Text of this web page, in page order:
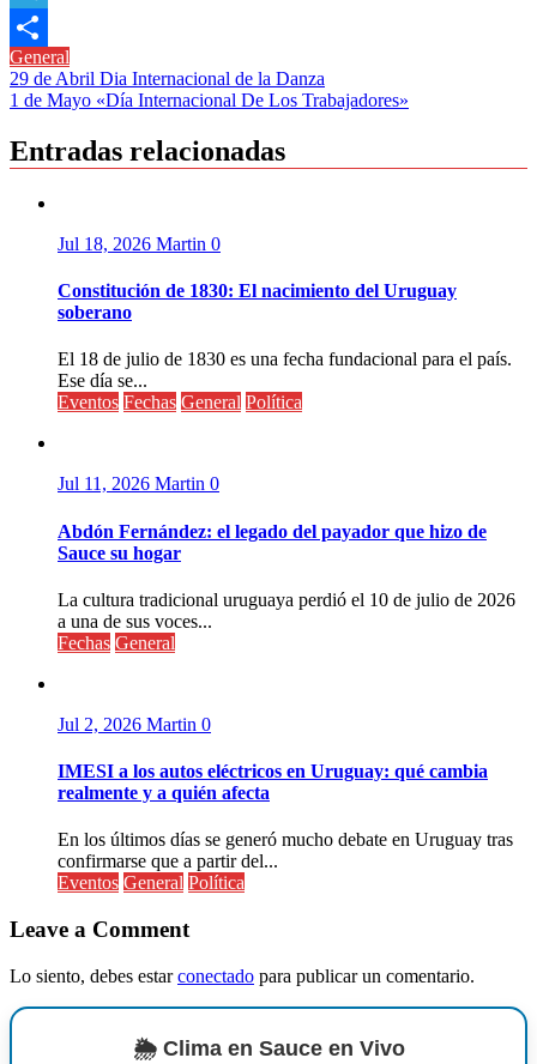
Link
Telegram
Compartir
General
Navegación
de
entradas
29 de Abril Dia Internacional de la Danza
1 de Mayo «Día Internacional De Los Trabajadores»
Entradas relacionadas
Jul 18, 2026 Martin 0
Constitución de 1830: El nacimiento del Uruguay
soberano
El 18 de julio de 1830 es una fecha fundacional para el país.
Ese día se...
Eventos Fechas General Política
Jul 11, 2026 Martin 0
Abdón Fernández: el legado del payador que hizo de
Sauce su hogar
La cultura tradicional uruguaya perdió el 10 de julio de 2026
a una de sus voces...
Fechas General
Jul 2, 2026 Martin 0
IMESI a los autos eléctricos en Uruguay: qué cambia
realmente y a quién afecta
En los últimos días se generó mucho debate en Uruguay tras
confirmarse que a partir del...
Eventos General Política
Leave a Comment
Lo siento, debes estarconectado para publicar un comentario.
🌦️ Clima en Sauce en Vivo